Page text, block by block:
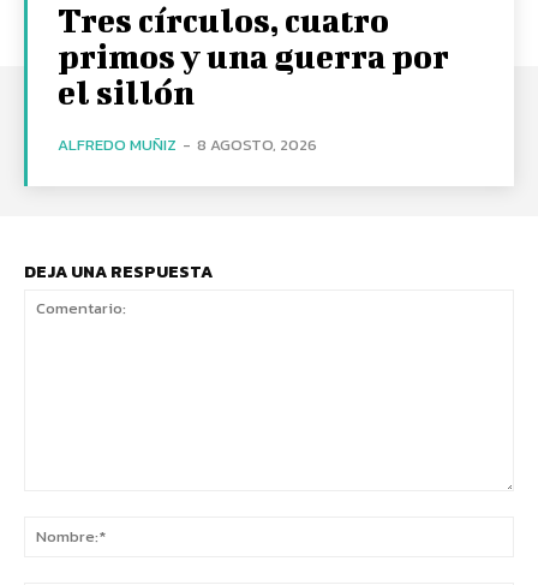
Tres círculos, cuatro
primos y una guerra por
el sillón
ALFREDO MUÑIZ - 8 AGOSTO, 2026
DEJA UNA RESPUESTA